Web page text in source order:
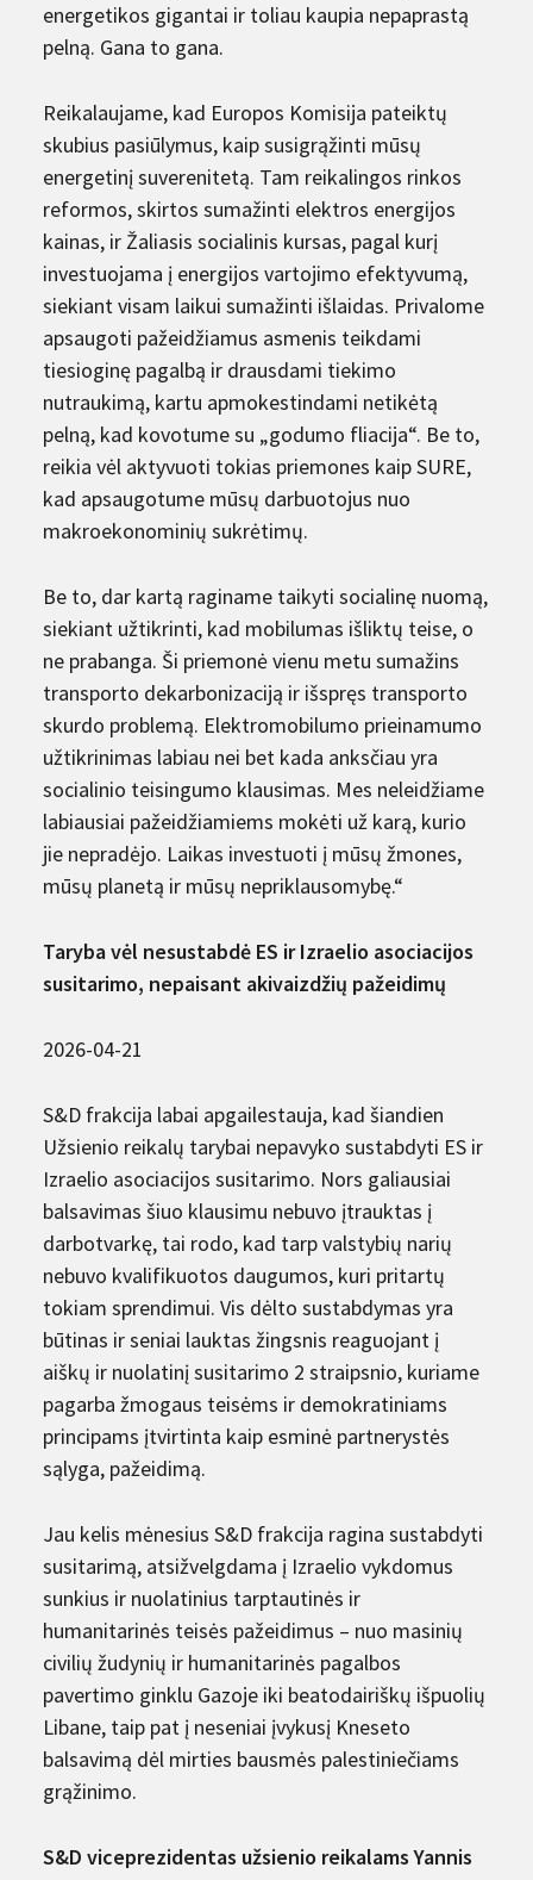
energetikos gigantai ir toliau kaupia nepaprastą
pelną. Gana to gana.
Reikalaujame, kad Europos Komisija pateiktų
skubius pasiūlymus, kaip susigrąžinti mūsų
energetinį suverenitetą. Tam reikalingos rinkos
reformos, skirtos sumažinti elektros energijos
kainas, ir Žaliasis socialinis kursas, pagal kurį
investuojama į energijos vartojimo efektyvumą,
siekiant visam laikui sumažinti išlaidas. Privalome
apsaugoti pažeidžiamus asmenis teikdami
tiesioginę pagalbą ir drausdami tiekimo
nutraukimą, kartu apmokestindami netikėtą
pelną, kad kovotume su „godumo fliacija“. Be to,
reikia vėl aktyvuoti tokias priemones kaip SURE,
kad apsaugotume mūsų darbuotojus nuo
makroekonominių sukrėtimų.
Be to, dar kartą raginame taikyti socialinę nuomą,
siekiant užtikrinti, kad mobilumas išliktų teise, o
ne prabanga. Ši priemonė vienu metu sumažins
transporto dekarbonizaciją ir išspręs transporto
skurdo problemą. Elektromobilumo prieinamumo
užtikrinimas labiau nei bet kada anksčiau yra
socialinio teisingumo klausimas. Mes neleidžiame
labiausiai pažeidžiamiems mokėti už karą, kurio
jie nepradėjo. Laikas investuoti į mūsų žmones,
mūsų planetą ir mūsų nepriklausomybę.“
Taryba vėl nesustabdė ES ir Izraelio asociacijos
susitarimo, nepaisant akivaizdžių pažeidimų
2026-04-21
S&D frakcija labai apgailestauja, kad šiandien
Užsienio reikalų tarybai nepavyko sustabdyti ES ir
Izraelio asociacijos susitarimo. Nors galiausiai
balsavimas šiuo klausimu nebuvo įtrauktas į
darbotvarkę, tai rodo, kad tarp valstybių narių
nebuvo kvalifikuotos daugumos, kuri pritartų
tokiam sprendimui. Vis dėlto sustabdymas yra
būtinas ir seniai lauktas žingsnis reaguojant į
aiškų ir nuolatinį susitarimo 2 straipsnio, kuriame
pagarba žmogaus teisėms ir demokratiniams
principams įtvirtinta kaip esminė partnerystės
sąlyga, pažeidimą.
Jau kelis mėnesius S&D frakcija ragina sustabdyti
susitarimą, atsižvelgdama į Izraelio vykdomus
sunkius ir nuolatinius tarptautinės ir
humanitarinės teisės pažeidimus – nuo ​​masinių
civilių žudynių ir humanitarinės pagalbos
pavertimo ginklu Gazoje iki beatodairiškų išpuolių
Libane, taip pat į neseniai įvykusį Kneseto
balsavimą dėl mirties bausmės palestiniečiams
grąžinimo.
S&D viceprezidentas užsienio reikalams Yannis